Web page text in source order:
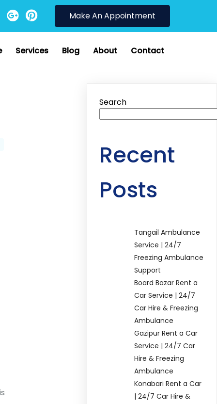
Make An Appointment
Services Blog About Contact
Search
Recent
Posts
Tangail Ambulance
Service | 24/7
Freezing Ambulance
Support
Board Bazar Rent a
Car Service | 24/7
Car Hire & Freezing
Ambulance
Gazipur Rent a Car
Service | 24/7 Car
Hire & Freezing
Ambulance
Konabari Rent a Car
| 24/7 Car Hire &